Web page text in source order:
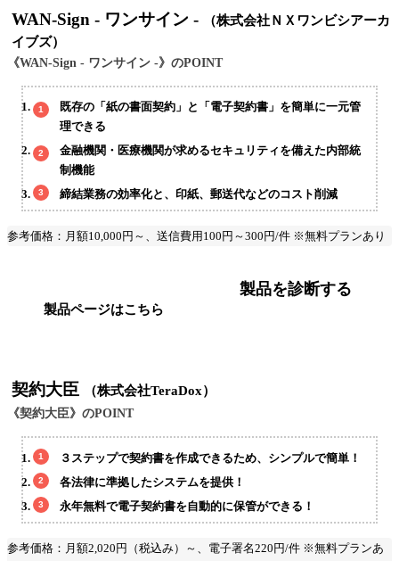
WAN-Sign - ワンサイン -
（株式会社ＮＸワンビシアーカ
イブズ）
《WAN-Sign - ワンサイン -》のPOINT
既存の「紙の書面契約」と「電子契約書」を簡単に一元管
理できる
金融機関・医療機関が求めるセキュリティを備えた内部統
制機能
締結業務の効率化と、印紙、郵送代などのコスト削減
参考価格：月額10,000円～、送信費用100円～300円/件 ※無料プランあり
製品ページはこちら
製品を診断する
契約大臣 （株式会社TeraDox）
《契約大臣》のPOINT
３ステップで契約書を作成できるため、シンプルで簡単！
各法律に準拠したシステムを提供！
永年無料で電子契約書を自動的に保管ができる！
参考価格：月額2,020円（税込み）～、電子署名220円/件 ※無料プランあ